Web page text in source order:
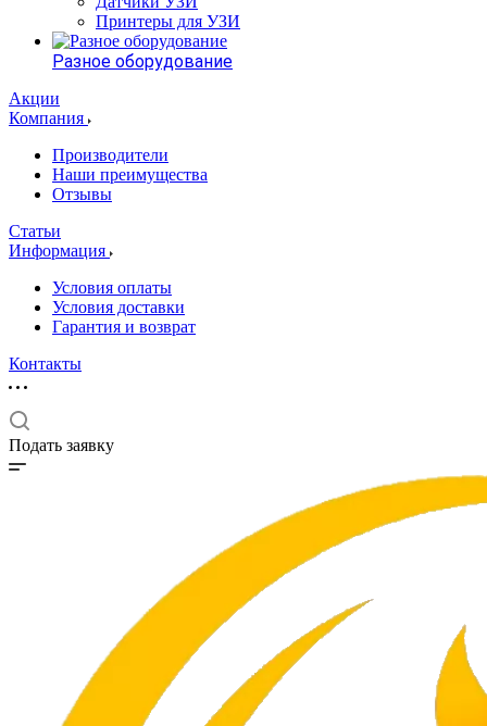
Принтеры для УЗИ
Разное оборудование
Акции
Компания
Производители
Наши преимущества
Отзывы
Статьи
Информация
Условия оплаты
Условия доставки
Гарантия и возврат
Контакты
Подать заявку